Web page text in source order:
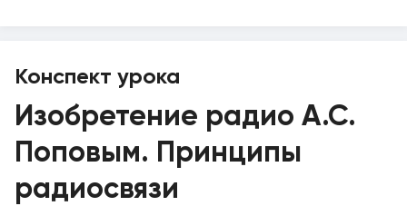
Конспект урока
Изобретение радио А.С.
Поповым. Принципы
радиосвязи